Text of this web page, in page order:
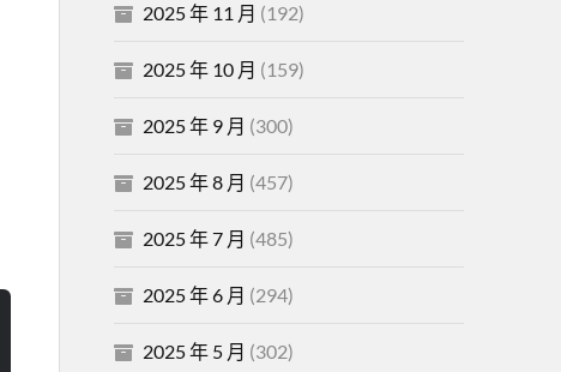
2025 年 11 月 (192)
2025 年 10 月 (159)
2025 年 9 月 (300)
2025 年 8 月 (457)
2025 年 7 月 (485)
2025 年 6 月 (294)
2025 年 5 月 (302)